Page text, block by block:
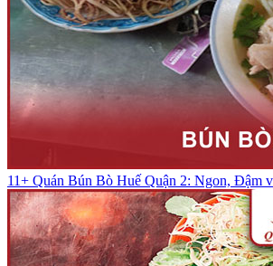
11+ Quán Bún Bò Huế Quận 2: Ngon, Đậm